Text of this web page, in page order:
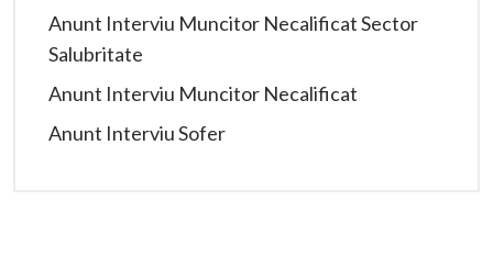
Anunt Interviu Muncitor Necalificat Sector
Salubritate
Anunt Interviu Muncitor Necalificat
Anunt Interviu Sofer